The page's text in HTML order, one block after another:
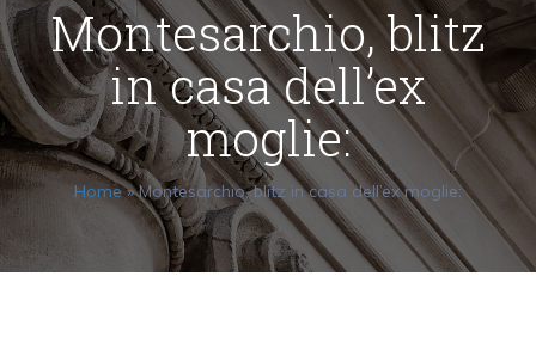
Montesarchio, blitz
in casa dell’ex
moglie:
Home»Montesarchio, blitz in casa dell’ex moglie: